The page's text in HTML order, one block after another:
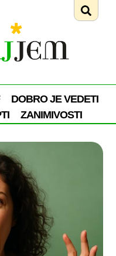
DOBRO JE VEDETI
ZANIMIVOSTI